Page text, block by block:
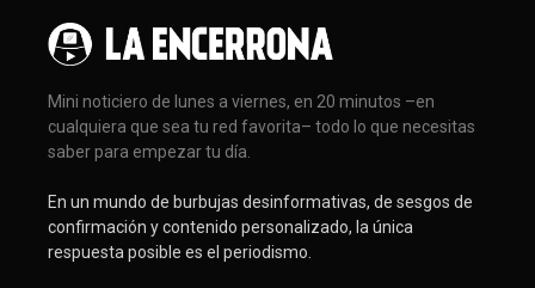
Mini noticiero de lunes a viernes, en 20 minutos –en
cualquiera que sea tu red favorita– todo lo que necesitas
saber para empezar tu día.
En un mundo de burbujas desinformativas, de sesgos de
confirmación y contenido personalizado, la única
respuesta posible es el periodismo.